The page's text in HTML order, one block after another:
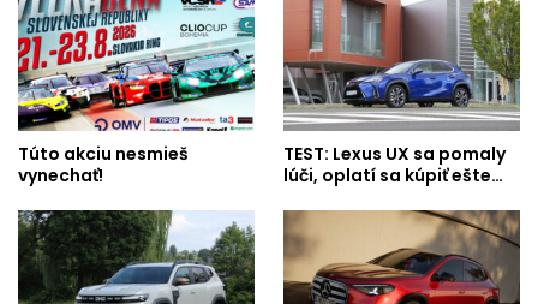
Túto akciu nesmieš
vynechať!
TEST: Lexus UX sa pomaly
lúči, oplatí sa kúpiť ešte…